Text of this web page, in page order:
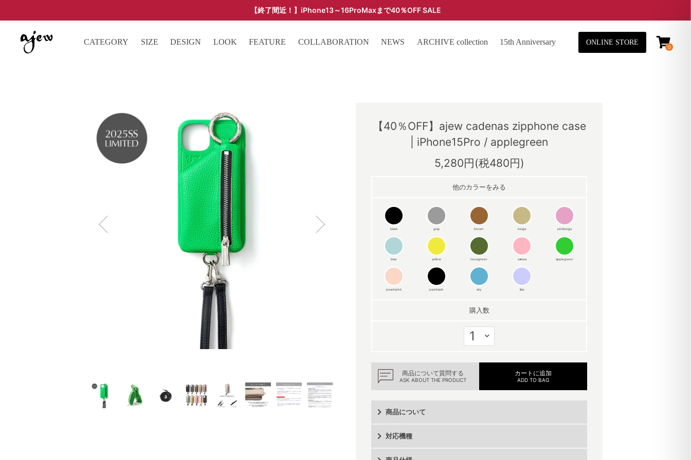
【終了間近！】iPhone13～16ProMaxまで40％OFF SALE
CATEGORY
SIZE DESIGN LOOK FEATURE COLLABORATION NEWS ARCHIVE collection 15th Anniversary ONLINE STORE
0
【40％OFF】ajew cadenas zipphone case
| iPhone15Pro / applegreen
5,280円(税480円)
他のカラーをみる
black gray brown beige pinkbeige
blue yellow mossgreen sakura applegreen
peachpink pureblack sky lilac
購入数
カートに追加
ADD TO BAG
商品について質問する
ASK ABOUT THE PRODUCT
商品について
対応機種